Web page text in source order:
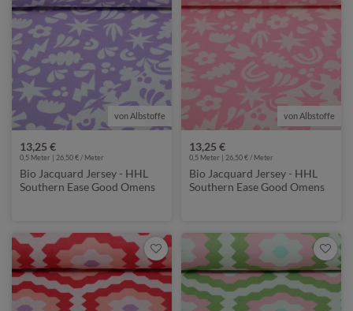
von Albstoffe
13,25 €
0,5 Meter | 26,50 € / Meter
Bio Jacquard Jersey - HHL
Southern Ease Good Omens
von Albstoffe
13,25 €
0,5 Meter | 26,50 € / Meter
Bio Jacquard Jersey - HHL
Southern Ease Good Omens